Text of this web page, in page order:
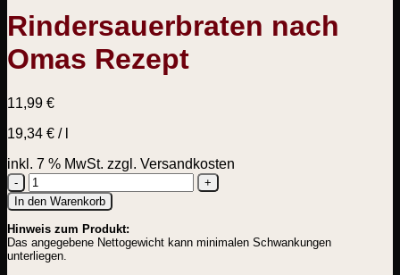
Rindersauerbraten nach
Omas Rezept
11,99 €
19,34 € /
inkl. 7 % MwSt. zzgl. Versandkosten
Rindersauerbraten
nach
Omas
Rezept
Menge
In den Warenkorb
Hinweis zum Produkt:
Das angegebene Nettogewicht kann minimalen Schwankungen
unterliegen.